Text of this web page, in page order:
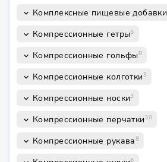
keyboard_arrow_down Комплексные пищевые добавки
keyboard_arrow_down Компрессионные гетры5
keyboard_arrow_down Компрессионные гольфы8
keyboard_arrow_down Компрессионные колготки 3
keyboard_arrow_down Компрессионные носки3
keyboard_arrow_down Компрессионные перчатки 10
keyboard_arrow_down Компрессионные рукава8
6